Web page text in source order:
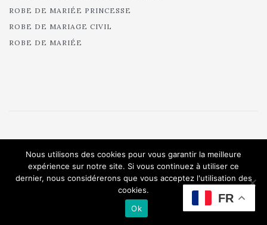
ROBE DE MARIÉE PRINCESSE
ROBE DE MARIAGE CIVIL
ROBE DE MARIÉE
All rights reserved.
FR
Nous utilisons des cookies pour vous garantir la meilleure
expérience sur notre site. Si vous continuez à utiliser ce
dernier, nous considérerons que vous acceptez l'utilisation des
cookies.
Ok